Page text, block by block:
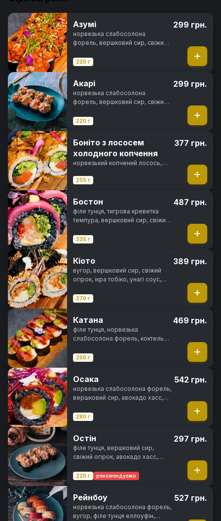
Азумі
норвезька слабосолона
форель, вершковий сир, свіжий
кунжут, норі, рис
220 г
299 грн.
Акарі
норвезька слабосолона
форель, вершковий сир, свіжий
цибуля, ікра тобіко, спайсі соус,
220 г
299 грн.
Боніто з лососем
холодного копчення
норвезький копчений лосось,
зелена цибуля, спайсі соус,
255 г
377 грн.
Бостон
філе тунця, тигрова креветка
темпура, вершковий сир, свіжий
фірмовий соус, спайсі соус,
335 г
487 грн.
Кіото
вугор, вершковий сир, свіжий
огірок, ікра тобіко, унагі соус,
270 г
389 грн.
Катана
філе тунця, норвезька
слабосолона форель, коктельна
огірок, унагі соус, норі
200 г
469 грн.
Осака
норвезька слабосолона форель,
вершковий сир, авокадо хасс,
спайсі соус, норі, рис
280 г
542 грн.
Остін
філе тунця, вершковий сир,
свіжий огірок, авокадо хасс,
спайсі соус, норі, рис
220 г рекомендуємо
297 грн.
Рейнбоу
норвезька слабосолона форель,
вугор, філе тунця еллоуфін,
527 грн.